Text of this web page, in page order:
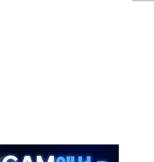
세
이 더 큰 변수"
약카르텔이 습득해 전투 활용